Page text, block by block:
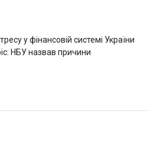
у фінансовій системі України
НБУ назвав причини